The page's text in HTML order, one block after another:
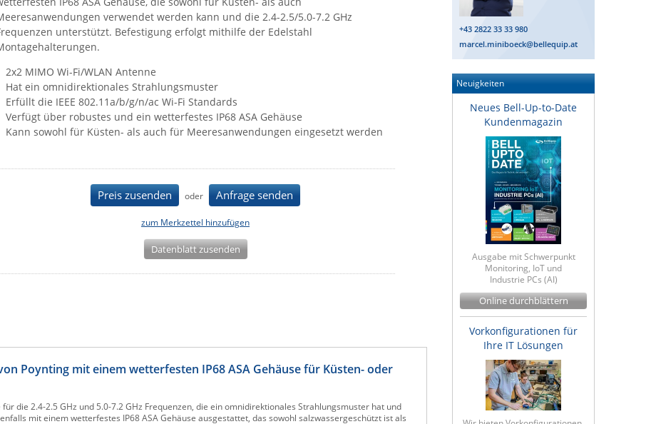
verwendet werden kann und die 2.4-2.5/5.0-7.2 GHz
unterstützt. Befestigung erfolgt mithilfe der Edelstahl
2x2 MIMO Wi-Fi/WLAN Antenne
Hat ein omnidirektionales Strahlungsmuster
Erfüllt die IEEE 802.11a/b/g/n/ac Wi-Fi Standards
Verfügt über robustes und ein wetterfestes IP68 ASA Gehäuse
Kann sowohl für Küsten- als auch für Meeresanwendungen eingesetzt werden
Preis zusenden oder Anfrage senden
zum Merkzettel hinzufügen
Datenblatt zusenden
Poynting mit einem wetterfesten IP68 ASA Gehäuse für Küsten- oder
die 2.4-2.5 GHz und 5.0-7.2 GHz Frequenzen, die ein omnidirektionales Strahlungsmuster hat und
mit einem wetterfestes IP68 ASA Gehäuse ausgestattet, das sowohl salzwassergeschützt ist als
+43 2822 33 33 980
marcel.miniboeck@bellequip.at
Neuigkeiten
Neues Bell-Up-to-Date
Kundenmagazin
Ausgabe mit Schwerpunkt
Monitoring, IoT und
Industrie PCs (AI)
Online durchblättern
Vorkonfigurationen für
Ihre IT Lösungen